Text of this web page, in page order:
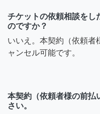
チケットの依頼相談をし
のですか？
いいえ。本契約（依頼者
ャンセル可能です。
本契約（依頼者様の前払
さい。